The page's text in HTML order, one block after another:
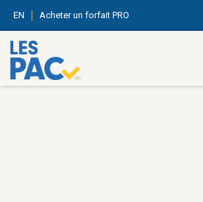
EN Acheter un forfait PRO